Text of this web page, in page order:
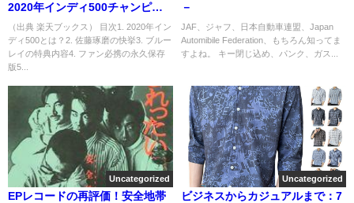
2020年インディ500チャンピオ
ンブルーレイの魅力
（出典 楽天ブックス） 目次1. 2020年イン
ディ500とは？2. 佐藤琢磨の快挙3. ブルー
レイの特典内容4. ファン必携の永久保存
版5...
－
JAF、ジャフ、日本自動車連盟、Japan
Automibile Federation、もちろん知ってま
すよね。 キー閉じ込め、パンク、ガス...
Uncategorized
EPレコードの再評価！安全地帯
Uncategorized
ビジネスからカジュアルまで：7